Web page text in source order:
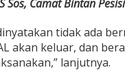
Sos, Camat Bintan
tidak ada
akan keluar, dan
lanjutnya.